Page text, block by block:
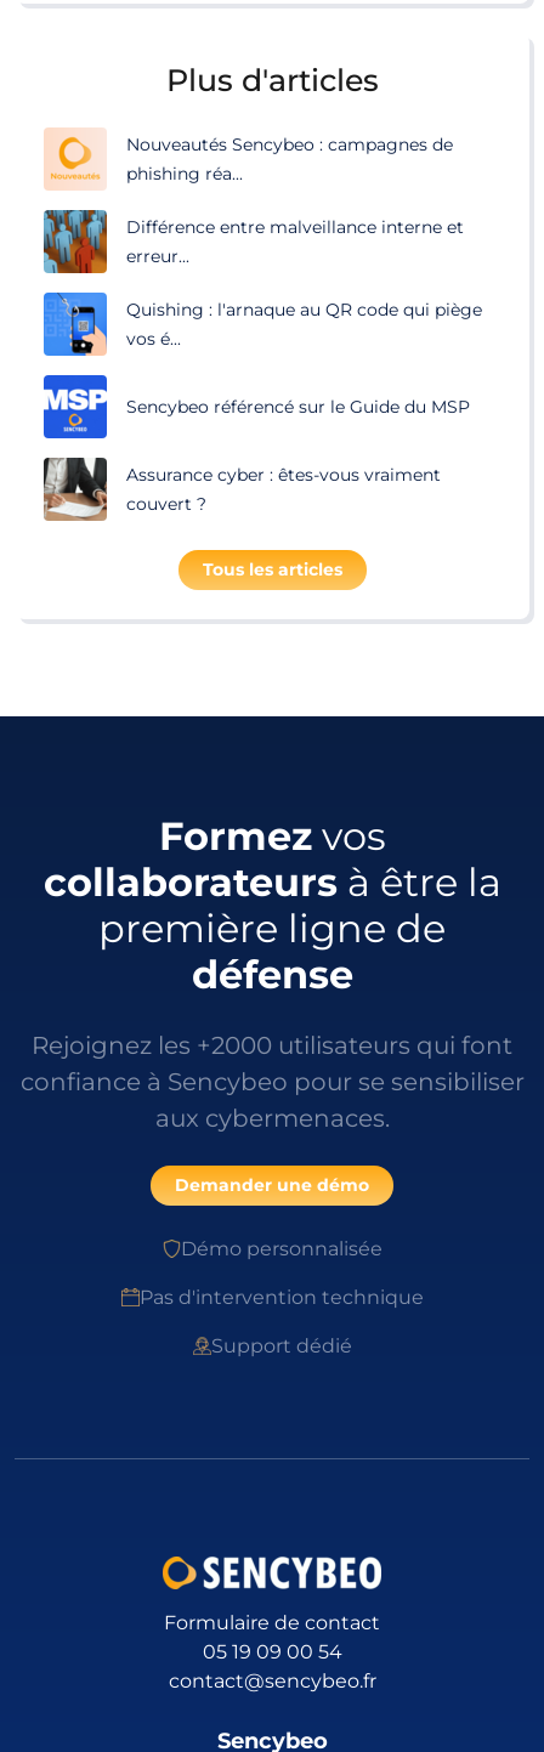
Plus d'articles
Nouveautés Sencybeo : campagnes de
phishing réa...
Différence entre malveillance interne et
erreur...
Quishing : l'arnaque au QR code qui piège
vos é...
Sencybeo référencé sur le Guide du MSP
Assurance cyber : êtes-vous vraiment
couvert ?
Tous les articles
Formezvos
collaborateursà être la
première ligne de
défense
Rejoignez les +2000 utilisateurs qui font
confiance à Sencybeo pour se sensibiliser
aux cybermenaces.
Demander une démo
Démo personnalisée
Pas d'intervention technique
Support dédié
Formulaire de contact
05 19 09 00 54
contact@sencybeo.fr
Sencybeo